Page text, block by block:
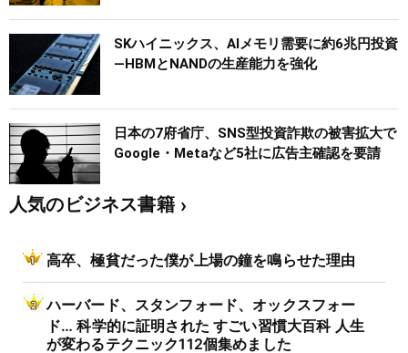
SKハイニックス、AIメモリ需要に約6兆円投資
―HBMとNANDの生産能力を強化
日本の7府省庁、SNS型投資詐欺の被害拡大で
Google・Metaなど5社に広告主確認を要請
人気のビジネス書籍
高卒、極貧だった僕が上場の鐘を鳴らせた理由
ハーバード、スタンフォード、オックスフォー
ド… 科学的に証明された すごい習慣大百科 人生
が変わるテクニック112個集めました